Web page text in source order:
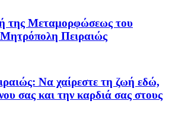
της Μεταμορφώσεως του
Πειραιώς
Να χαίρεστε τη ζωή εδώ,
σας και την καρδιά σας στους